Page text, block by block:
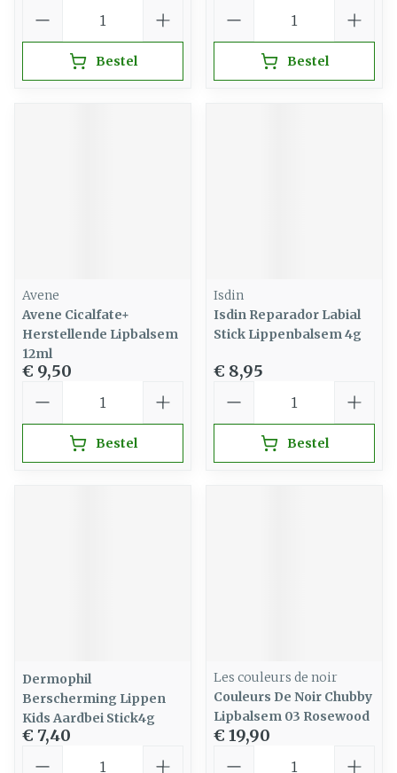
Bestel Bestel
Avene
Avene Cicalfate+
Herstellende Lipbalsem
12ml
€ 9,50
Bestel
Isdin
Isdin Reparador Labial
Stick Lippenbalsem 4g
€ 8,95
Bestel
Dermophil
Berscherming Lippen
Kids Aardbei Stick4g
€ 7,40
Les couleurs de noir
Couleurs De Noir Chubby
Lipbalsem 03 Rosewood
€ 19,90